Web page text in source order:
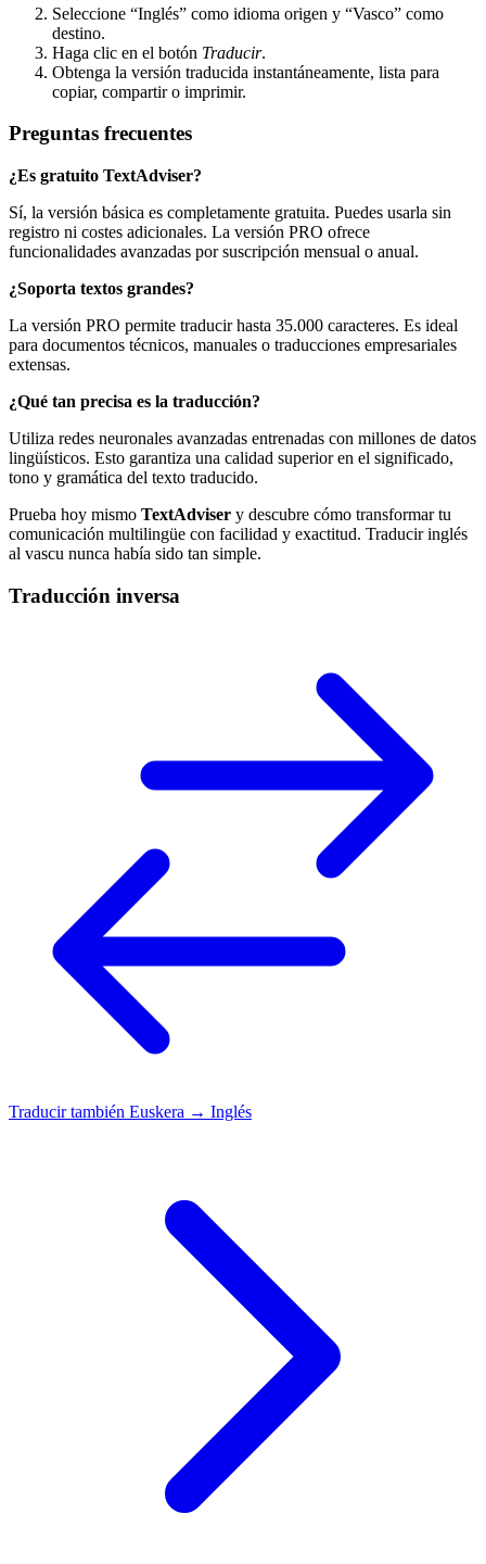
Seleccione “Inglés” como idioma origen y “Vasco” como
destino.
Haga clic en el botón Traducir.
Obtenga la versión traducida instantáneamente, lista para
copiar, compartir o imprimir.
Preguntas frecuentes
¿Es gratuito TextAdviser?
Sí, la versión básica es completamente gratuita. Puedes usarla sin
registro ni costes adicionales. La versión PRO ofrece
funcionalidades avanzadas por suscripción mensual o anual.
¿Soporta textos grandes?
La versión PRO permite traducir hasta 35.000 caracteres. Es ideal
para documentos técnicos, manuales o traducciones empresariales
extensas.
¿Qué tan precisa es la traducción?
Utiliza redes neuronales avanzadas entrenadas con millones de datos
lingüísticos. Esto garantiza una calidad superior en el significado,
tono y gramática del texto traducido.
Prueba hoy mismo TextAdviser y descubre cómo transformar tu
comunicación multilingüe con facilidad y exactitud. Traducir inglés
al vascu nunca había sido tan simple.
Traducción inversa
Traducir también Euskera → Inglés